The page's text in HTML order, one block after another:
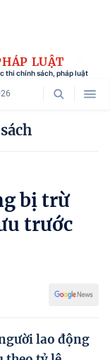
LUẬT
thi chính sách, pháp luật
dân tộc
bị trừ
trước
lao động